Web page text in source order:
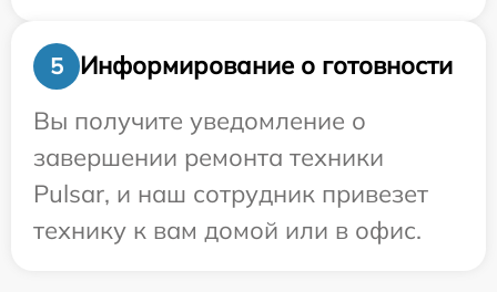
5
Информирование о готовности
Вы получите уведомление о
завершении ремонта техники
Pulsar, и наш сотрудник привезет
технику к вам домой или в офис.